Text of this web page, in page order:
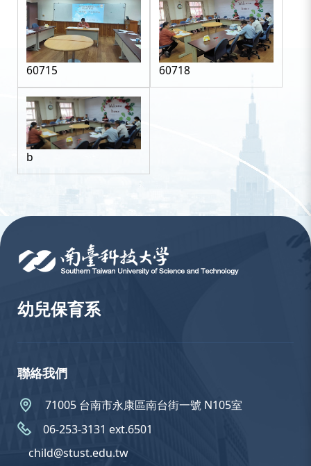
60715 60718
b
幼兒保育系
聯絡我們
71005 台南市永康區南台街一號 N105室
06-253-3131 ext.6501
child@stust.edu.tw